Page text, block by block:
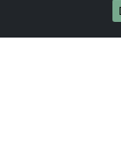
Umzug von